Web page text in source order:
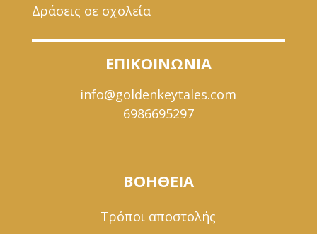
Δράσεις σε σχολεία
ΕΠΙΚΟΙΝΩΝΙΑ
info@goldenkeytales.com
6986695297
ΒΟΗΘΕΙΑ
Τρόποι αποστολής